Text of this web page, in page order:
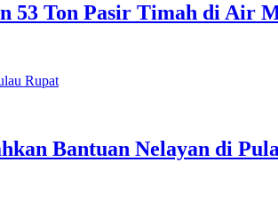
53 Ton Pasir Timah di Air
Bantuan Nelayan di